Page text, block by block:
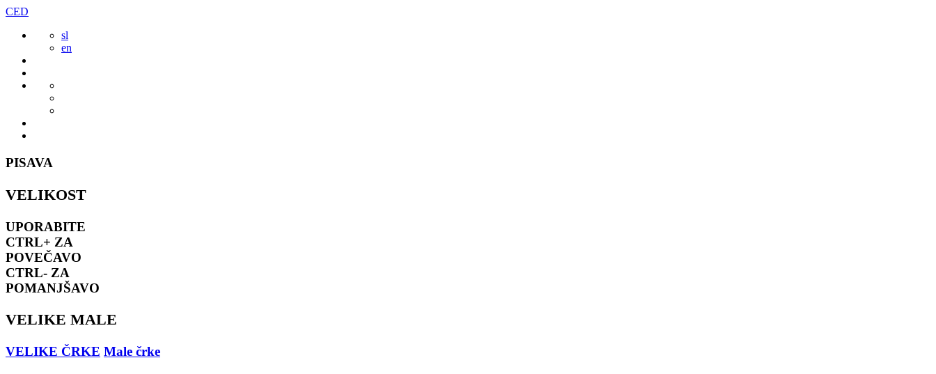
Preskoči
vsebine
CED
sl
en
PISAVA
VELIKOST
UPORABITE
CTRL+ ZA
POVEČAVO
CTRL- ZA
POMANJŠAVO
VELIKE MALE
VELIKE ČRKE Male črke